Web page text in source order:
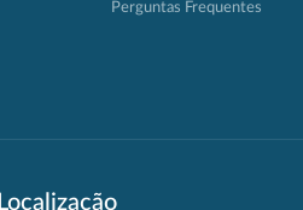
Perguntas Frequentes
Localização